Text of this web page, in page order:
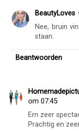
BeautyLoves
Nee, bruin
staan.
Beantwoorden
om 07:45
Ern zeer
Prachtig en